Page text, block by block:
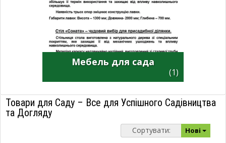
Мебель для сада
(1)
Товари для Саду – Все для Успішного Садівництва
та Догляду
Сортувати: Нові